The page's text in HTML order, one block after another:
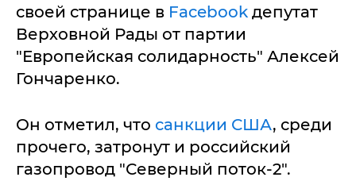
своей странице в Facebook депутат
Верховной Рады от партии
"Европейская солидарность" Алексей
Гончаренко.
Он отметил, что санкции США, среди
прочего, затронут и российский
газопровод "Северный поток-2".